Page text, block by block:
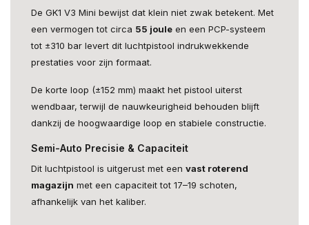
De GK1 V3 Mini bewijst dat klein niet zwak betekent. Met
een vermogen tot circa 55 joule en een PCP-systeem
tot ±310 bar levert dit luchtpistool indrukwekkende
prestaties voor zijn formaat.
De korte loop (±152 mm) maakt het pistool uiterst
wendbaar, terwijl de nauwkeurigheid behouden blijft
dankzij de hoogwaardige loop en stabiele constructie.
Semi-Auto Precisie & Capaciteit
Dit luchtpistool is uitgerust met een vast roterend
magazijn met een capaciteit tot 17–19 schoten,
afhankelijk van het kaliber.